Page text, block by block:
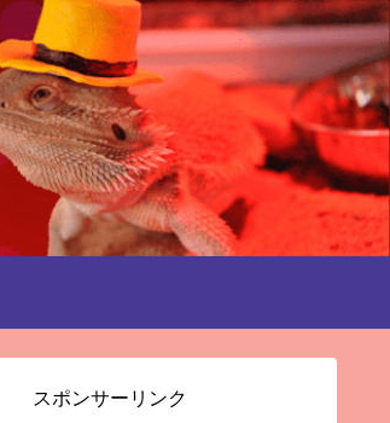
スポンサーリンク